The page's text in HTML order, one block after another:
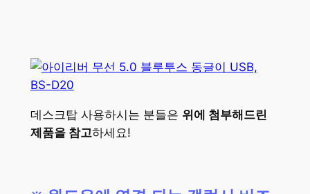
데스크탑 사용하시는 분들은 위에 첨부해드린
제품을 참고하세요!